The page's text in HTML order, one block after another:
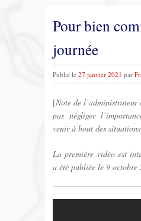
Pour bien
journée
Publié le 27 janvier 2021 par
[Note de
pas négliger
venir à bout des situations
La première vidéo est
a été publiée le 9 octobre